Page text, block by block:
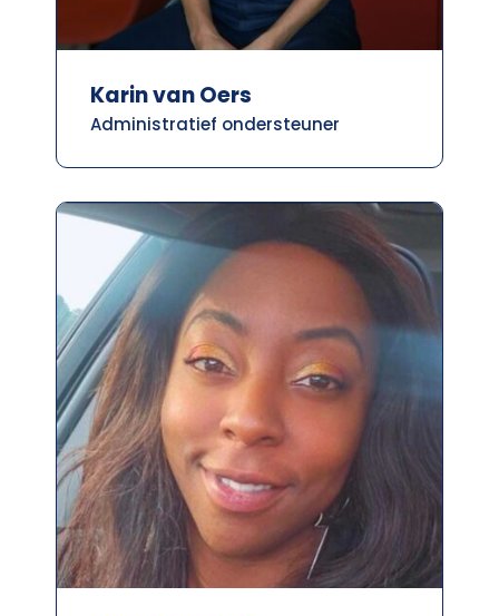
Karin van Oers
Administratief ondersteuner